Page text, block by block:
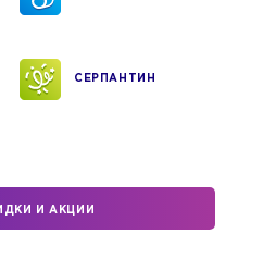
СЕРПАНТИН
И АКЦИИ